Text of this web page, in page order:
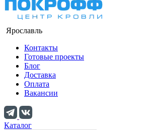
Ярославль
Контакты
Готовые проекты
Блог
Доставка
Оплата
Вакансии
Каталог